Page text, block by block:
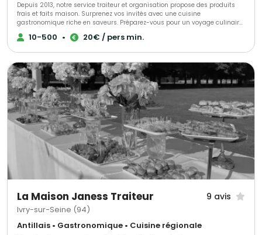
Depuis 2013, notre service traiteur et organisation propose des produits
frais et faits maison. Surprenez vos invités avec une cuisine
gastronomique riche en saveurs. Préparez-vous pour un voyage culinaire
inoubliable.
10-500 • 20€ / pers min.
La Maison Janess Traiteur 9 avis
Ivry-sur-Seine (94)
Antillais • Gastronomique • Cuisine régionale